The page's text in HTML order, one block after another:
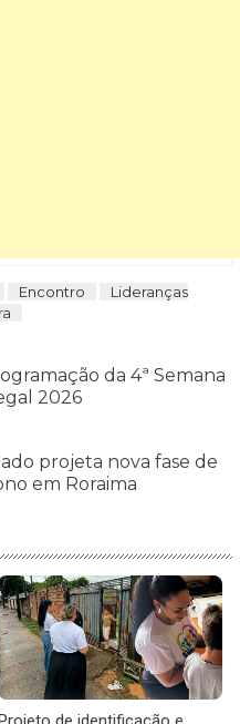
Encontro
Lideranças
da 4ª Semana
2026
projeta nova fase de
em Roraima